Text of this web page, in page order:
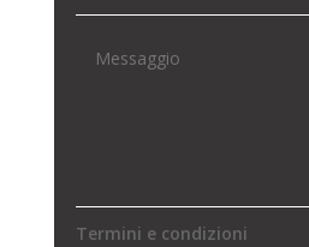
Termini e condizioni